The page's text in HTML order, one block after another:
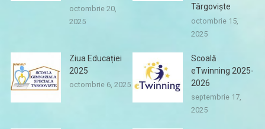
octombrie 20,
2025
Târgoviște
octombrie 15,
2025
Ziua Educației
2025
octombrie 6, 2025
Scoală
eTwinning 2025-
2026
septembrie 17,
2025